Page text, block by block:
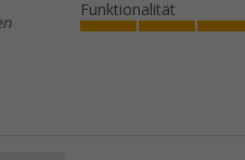
Funktionalität